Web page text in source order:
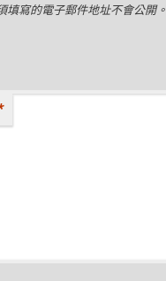
填寫的電子郵件地址不會公開。